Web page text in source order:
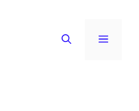
MENU